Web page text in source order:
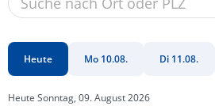
Heute Mo 10.08. Di 11.08.
Heute Sonntag, 09. August 2026